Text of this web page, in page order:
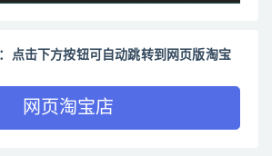
点击下方按钮可自动跳转到网页版淘宝
网页淘宝店